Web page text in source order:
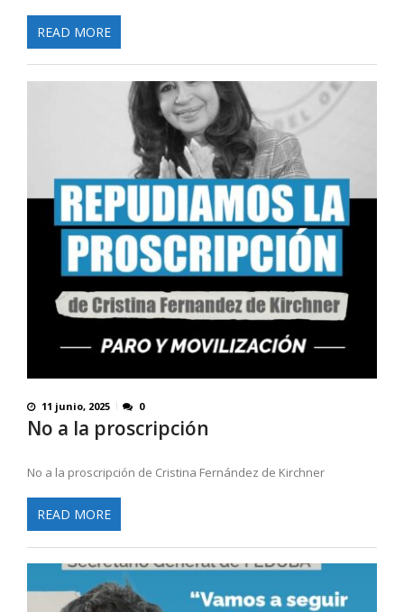
READ MORE
11 junio, 2025 0
No a la proscripción
No a la proscripción de Cristina Fernández de Kirchner
READ MORE